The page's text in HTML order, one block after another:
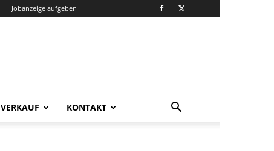
Jobanzeige aufgeben
VERKAUF KONTAKT